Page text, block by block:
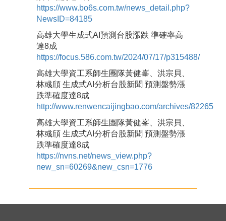
https://www.bo6s.com.tw/news_detail.php?
NewsID=84185
高雄大學生成式AI預測台股漲跌 準確率高
達8成
https://focus.586.com.tw/2024/07/17/p315488/
高雄大學資工系師生團隊黃健峯、洪宗貝、
林彧頎 生成式AI分析台股新聞 預測盤勢漲
跌準確度達8成
http://www.renwencaijingbao.com/archives/82265
高雄大學資工系師生團隊黃健峯、洪宗貝、
林彧頎 生成式AI分析台股新聞 預測盤勢漲
跌準確度達8成
https://nvns.net/news_view.php?
new_sn=60269&new_csn=1776